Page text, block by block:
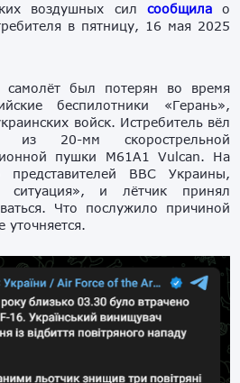
воздушных сил сообщилао
в пятницу, 16 мая 2025
самолёт был потерян во время
беспилотники «Герань»,
войск. Истребитель вёл
20-мм скорострельной
пушки M61A1 Vulcan. На
ВВС Украины,
ситуация», и лётчик принял
Что послужило причиной
уточняется.